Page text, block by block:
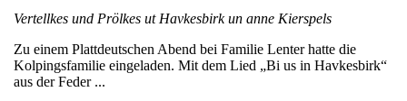
Vertellkes und Prölkes ut Havkesbirk un anne Kierspels
Zu einem Plattdeutschen Abend bei Familie Lenter hatte die
Kolpingsfamilie eingeladen. Mit dem Lied „Bi us in Havkesbirk“
aus der Feder ...